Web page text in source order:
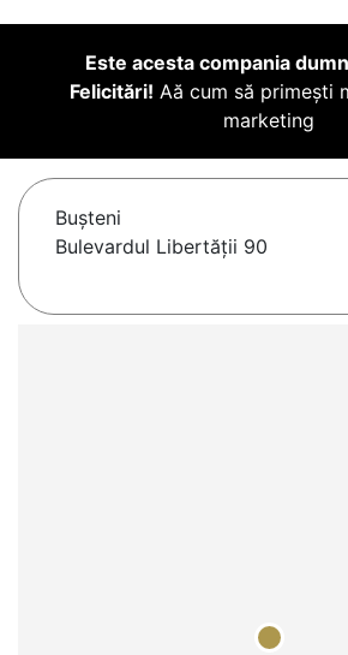
Este acesta compania
Felicitări! Aă cum să primești
marketing
Buşteni
Bulevardul Libertății 90